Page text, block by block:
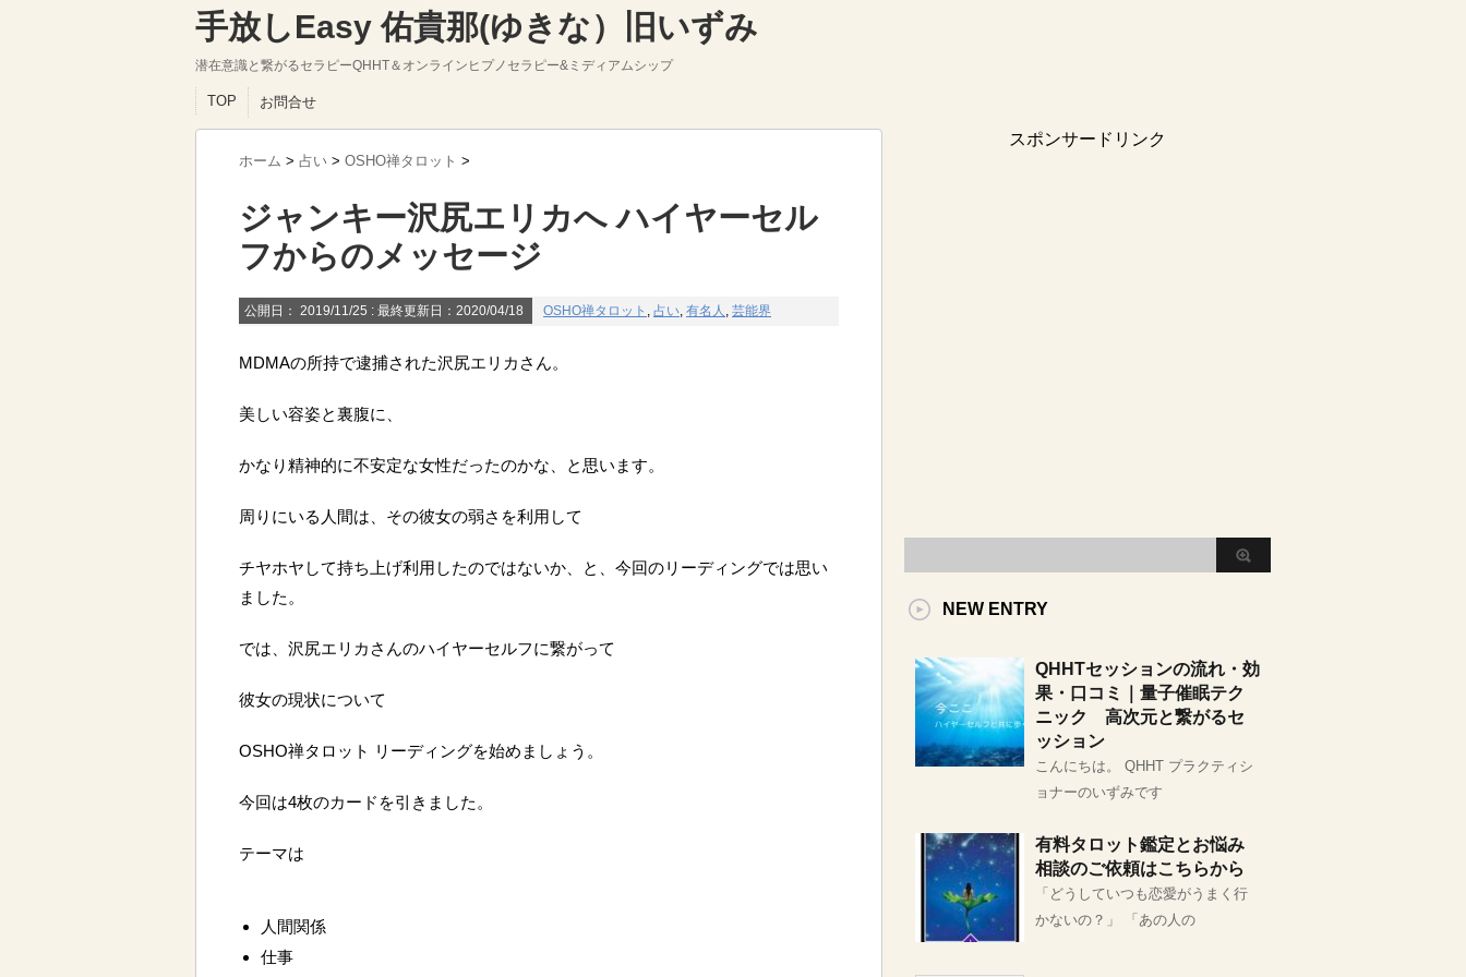
手放しEasy 佑貴那(ゆきな）旧いずみ
潜在意識と繋がるセラピーQHHT＆オンラインヒプノセラピー&ミディアムシップ
TOP お問合せ
ホーム > 占い > OSHO禅タロット >
ジャンキー沢尻エリカへ ハイヤーセル
フからのメッセージ
公開日： 2019/11/25 : 最終更新日：2020/04/18 OSHO禅タロット , 占い, 有名人 , 芸能界
MDMAの所持で逮捕された沢尻エリカさん。
美しい容姿と裏腹に、
かなり精神的に不安定な女性だったのかな、と思います。
周りにいる人間は、その彼女の弱さを利用して
チヤホヤして持ち上げ利用したのではないか、と、今回のリーディングでは思い
ました。
では、沢尻エリカさんのハイヤーセルフに繋がって
彼女の現状について
OSHO禅タロット リーディングを始めましょう。
今回は4枚のカードを引きました。
テーマは
人間関係
仕事
スポンサードリンク
NEW ENTRY
QHHTセッションの流れ・効
果・口コミ｜量子催眠テク
ニック 高次元と繋がるセ
ッション
こんにちは。 QHHT プラクティシ
ョナーのいずみです
有料タロット鑑定とお悩み
相談のご依頼はこちらから
「どうしていつも恋愛がうまく行
かないの？」 「あの人の